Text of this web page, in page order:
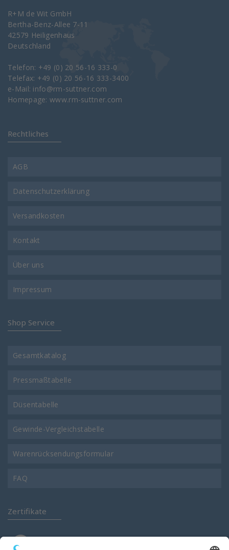
R+M de Wit GmbH
Bertha-Benz-Allee 7-11
42579 Heiligenhaus
Deutschland
Telefon: +49 (0) 20 56-16 333-0
Telefax: +49 (0) 20 56-16 333-3400
e-Mail: info@rm-suttner.com
Homepage:www.rm-suttner.com
Rechtliches
AGB
Datenschutzerklärung
Versandkosten
Kontakt
Über uns
Impressum
Shop Service
Gesamtkatalog
Pressmaßtabelle
Düsentabelle
Gewinde-Vergleichstabelle
Warenrücksendungsformular
FAQ
Zertifikate